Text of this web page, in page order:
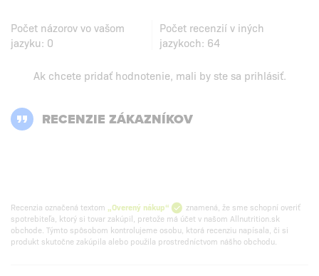
Počet názorov vo vašom
jazyku: 0
Počet recenzií v iných
jazykoch: 64
Ak chcete pridať hodnotenie, mali by ste sa prihlásiť.
RECENZIE ZÁKAZNÍKOV
Recenzia označená textom „Overený nákup“
znamená, že sme schopní overiť
spotrebiteľa, ktorý si tovar zakúpil, pretože má účet v našom Allnutrition.sk
obchode. Týmto spôsobom kontrolujeme osobu, ktorá recenziu napísala, či si
produkt skutočne zakúpila alebo použila prostredníctvom nášho obchodu.